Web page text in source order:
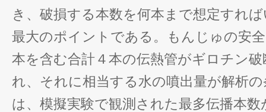
き、破損する本数を何本まで想定すれ
最大のポイントである。もんじゅの安
本を含む合計４本の伝熱管がギロチン
れ、それに相当する水の噴出量が解析
は、模擬実験で観測された最多伝播本